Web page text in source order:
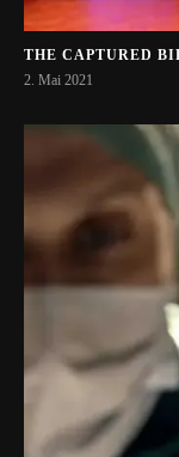
THE CAPTURED
2. Mai 2021